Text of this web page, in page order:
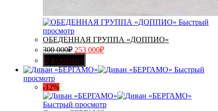
Быстрый
просмотр
ОБЕДЕННАЯ ГРУППА «ДОППИО»
300 000₽ 253 000₽
В корзину
Быстрый
просмотр
-12%
Быстрый просмотр